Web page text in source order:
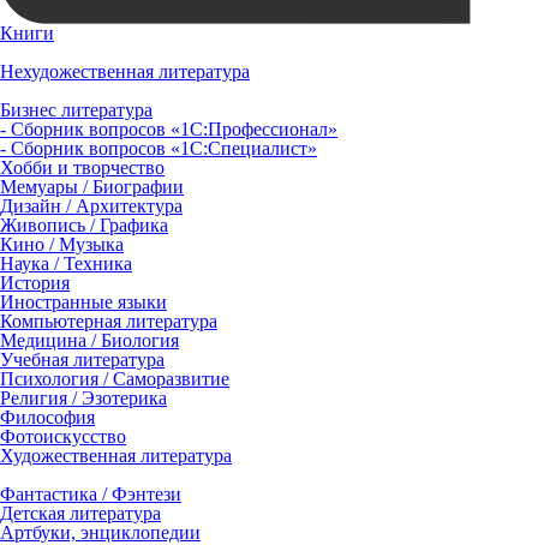
Книги
Нехудожественная литература
Бизнес литература
- Сборник вопросов «1С:Профессионал»
- Сборник вопросов «1С:Специалист»
Хобби и творчество
Мемуары / Биографии
Дизайн / Архитектура
Живопись / Графика
Кино / Музыка
Наука / Техника
История
Иностранные языки
Компьютерная литература
Медицина / Биология
Учебная литература
Психология / Саморазвитие
Религия / Эзотерика
Философия
Фотоискусство
Художественная литература
Фантастика / Фэнтези
Детская литература
Артбуки, энциклопедии